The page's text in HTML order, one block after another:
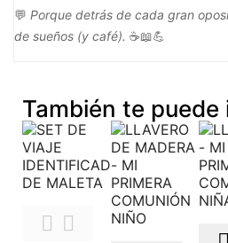
💬 Porque detrás de cada gran
de sueños (y café). ☕📖💪
También te puede
 